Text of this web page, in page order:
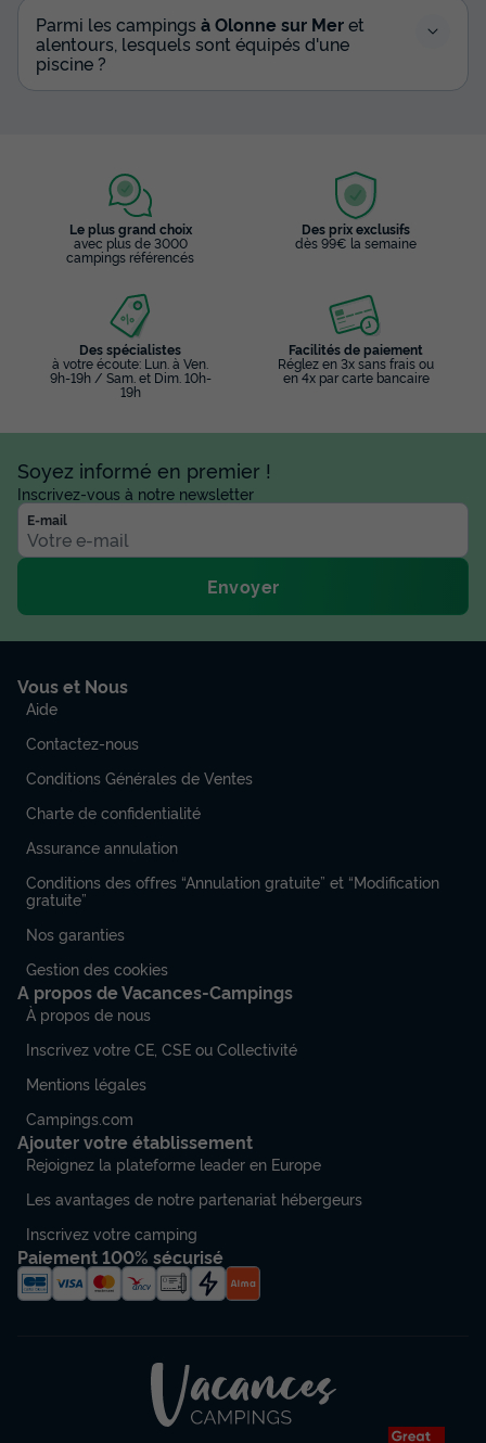
Parmi les campings à Olonne sur Meret
alentours, lesquels sont équipés d'une
piscine ?
Le plus grand choix
avec plus de 3000
campings référencés
Des prix exclusifs
dès 99€ la semaine
Des spécialistes
à votre écoute: Lun. à Ven.
9h-19h / Sam. et Dim. 10h-
19h
Facilités de paiement
Réglez en 3x sans frais ou
en 4x par carte bancaire
Soyez informé en premier !
Inscrivez-vous à notre newsletter
E-mail
Envoyer
Vous et Nous
Aide
Contactez-nous
Conditions Générales de Ventes
Charte de confidentialité
Assurance annulation
Conditions des offres “Annulation gratuite” et “Modification
gratuite”
Nos garanties
Gestion des cookies
A propos de Vacances-Campings
À propos de nous
Inscrivez votre CE, CSE ou Collectivité
Mentions légales
Campings.com
Ajouter votre établissement
Rejoignez la plateforme leader en Europe
Les avantages de notre partenariat hébergeurs
Inscrivez votre camping
Paiement 100% sécurisé